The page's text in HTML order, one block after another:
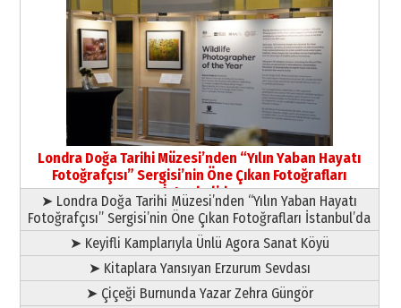
Yıldırım Gündoğdu
HAVVA’NIN ÜÇ KIZI
09 Temmuz 2026 Perşembe
Yusuf POLAT
Şampiyonluk Sebahattin Şirin’e
yazar
11 Mayıs 2026 Pazartesi
Londra Doğa Tarihi Müzesi’nden “Yılın Yaban Hayatı
Fotoğrafçısı” Sergisi’nin Öne Çıkan Fotoğrafları
İstanbul’da
➤ Londra Doğa Tarihi Müzesi’nden “Yılın Yaban Hayatı
Fotoğrafçısı” Sergisi’nin Öne Çıkan Fotoğrafları İstanbul’da
➤ Keyifli Kamplarıyla Ünlü Agora Sanat Köyü
➤ Kitaplara Yansıyan Erzurum Sevdası
➤ Çiçeği Burnunda Yazar Zehra Güngör